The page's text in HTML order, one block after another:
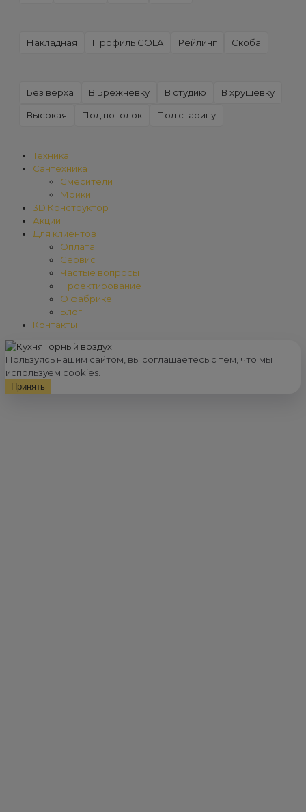
Накладная Профиль GOLA Рейлинг Скоба
Без верха В Брежневку В студию В хрущевку
Высокая Под потолок Под старину
Техника
Сантехника
Смесители
Мойки
3D Конструктор
Акции
Для клиентов
Оплата
Сервис
Частые вопросы
Проектирование
О фабрике
Блог
Контакты
Пользуясь нашим сайтом, вы соглашаетесь с тем, что мы
используем cookies
Принять